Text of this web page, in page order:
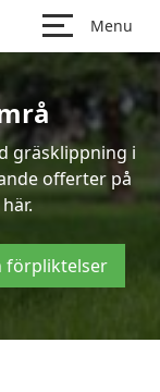
Menu
gräsklippning i
offerter på
förpliktelser